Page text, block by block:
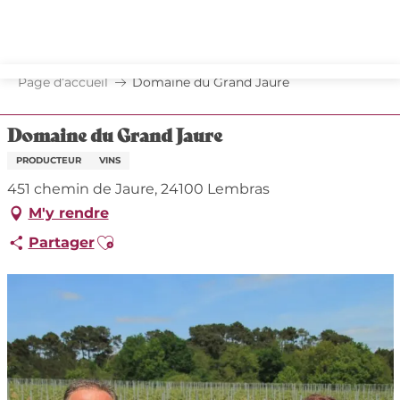
principal
Page d’accueil Domaine du Grand Jaure
Domaine du Grand Jaure
PRODUCTEUR VINS
451 chemin de Jaure, 24100 Lembras
M'y rendre
PartagerAjouter aux favoris